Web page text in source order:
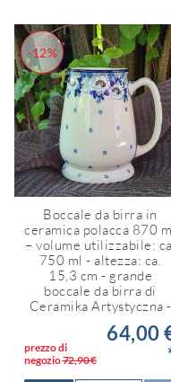
-12%
Boccale da birra in
ceramica polacca 870
– volume utilizzabile: ca.
750 ml - altezza: ca.
15,3 cm - grande
boccale da birra di
Ceramika Artystyczna -
prezzo di
negozio72,90 €
64,00